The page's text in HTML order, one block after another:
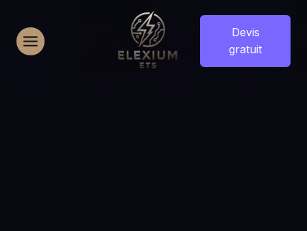
contenu
Devis
gratuit